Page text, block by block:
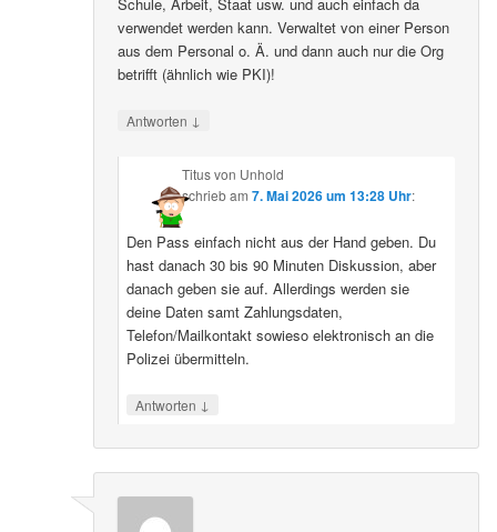
verwendet werden kann. Verwaltet von einer Person
aus dem Personal o. Ä. und dann auch nur die Org
betrifft (ähnlich wie PKI)!
Antworten ↓
Titus von Unhold
schriebam 7. Mai 2026 um 13:28 Uhr:
Den Pass einfach nicht aus der Hand geben. Du
hast danach 30 bis 90 Minuten Diskussion, aber
danach geben sie auf. Allerdings werden sie
deine Daten samt Zahlungsdaten,
Telefon/Mailkontakt sowieso elektronisch an die
Polizei übermitteln.
Antworten ↓